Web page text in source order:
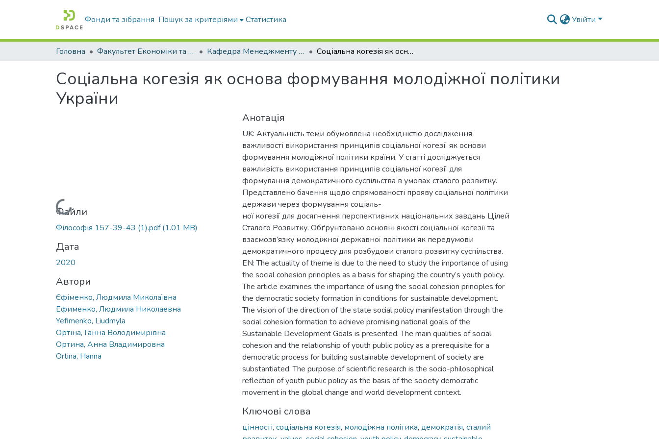
Фонди та зібрання Пошук за критеріями Статистика Увійти
Головна Факультет Економіки та бізнесу Кафедра Менеджменту та публічного адміністрування Соціальна когезія як основа формування молодіжної політики України
Соціальна когезія як основа формування молодіжної політики
України
Вантажиться...
Файли
Філософія 157-39-43 (1).pdf(1.01 MB)
Дата
2020
Автори
Єфіменко, Людмила Миколаївна
Ефименко, Людмила Николаевна
Yefimenko, Liudmyla
Ортіна, Ганна Володимирівна
Ортина, Анна Владимировна
Ortina, Hanna
Анотація
UK: Актуальність теми обумовлена необхідністю дослідження
важливості використання принципів соціальної когезії як основи
формування молодіжної політики країни. У статті досліджується
важливість використання принципів соціальної когезії для
формування демократичного суспільства в умовах сталого розвитку.
Представлено бачення щодо спрямованості прояву соціальної політики
держави через формування соціаль-
ної когезії для досягнення перспективних національних завдань Цілей
Сталого Розвитку. Обґрунтовано основні якості соціальної когезії та
взаємозв’язку молодіжної державної політики як передумови
демократичного процесу для розбудови сталого розвитку суспільства.
EN: The actuality of theme is due to the need to study the importance of using
the social cohesion principles as a basis for shaping the country’s youth policy.
The article examines the importance of using the social cohesion principles for
the democratic society formation in conditions for sustainable development.
The vision of the direction of the state social policy manifestation through the
social cohesion formation to achieve promising national goals of the
Sustainable Development Goals is presented. The main qualities of social
cohesion and the relationship of youth public policy as a prerequisite for a
democratic process for building sustainable development of society are
substantiated. The purpose of scientific research is the socio-philosophical
reflection of youth public policy as the basis of the society democratic
movement in the global change and world development context.
Ключові слова
цінності, соціальна когезія, молодіжна політика, демократія, сталий